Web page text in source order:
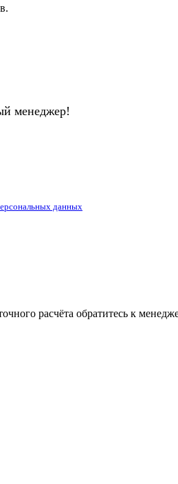
менеджер!
данных
расчёта обратитесь к